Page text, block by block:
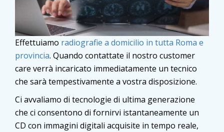
Effettuiamo radiografie a domicilio in tutta Roma e
provincia. Quando contattate il nostro customer
care verrà incaricato immediatamente un tecnico
che sarà tempestivamente a vostra disposizione.
Ci avvaliamo di tecnologie di ultima generazione
che ci consentono di fornirvi istantaneamente un
CD con immagini digitali acquisite in tempo reale,